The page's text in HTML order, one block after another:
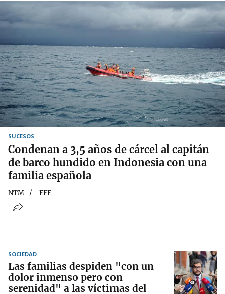
SUCESOS
Condenan a 3,5 años de cárcel al capitán
de barco hundido en Indonesia con una
familia española
NTM EFE
SOCIEDAD
Las familias despiden "con un
dolor inmenso pero con
serenidad" a las víctimas del